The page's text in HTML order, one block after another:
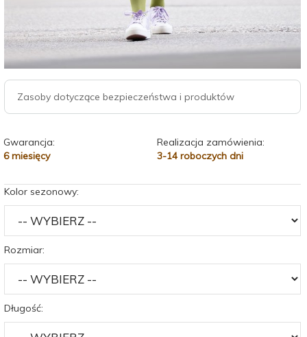
Zasoby dotyczące bezpieczeństwa i produktów
Gwarancja:
6 miesięcy
Realizacja zamówienia:
3-14 roboczych dni
Kolor sezonowy:
Rozmiar:
Długość: